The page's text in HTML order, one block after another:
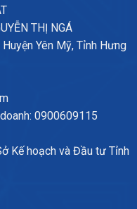
THỊ NGÁ
Yên Mỹ, Tỉnh Hưng
0900609115
Kế hoạch và Đầu tư Tỉnh